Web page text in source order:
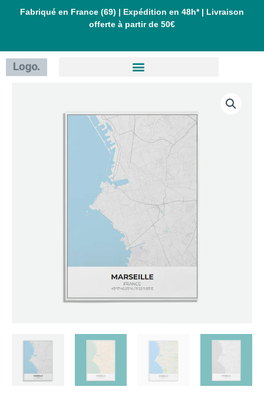
AllerFabriqué en France (69) | Expédition en 48h* | Livraison
offerte à partir de 50€